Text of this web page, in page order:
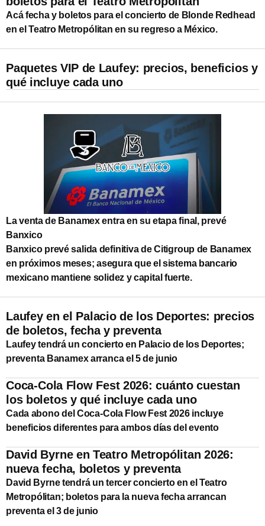
Acá fecha y boletos para el concierto de Blonde Redhead
en el Teatro Metropólitan en su regreso a México.
Paquetes VIP de Laufey: precios, beneficios y
qué incluye cada uno
La venta de Banamex entra en su etapa final, prevé
Banxico
Banxico prevé salida definitiva de Citigroup de Banamex
en próximos meses; asegura que el sistema bancario
mexicano mantiene solidez y capital fuerte.
Laufey en el Palacio de los Deportes: precios
de boletos, fecha y preventa
Laufey tendrá un concierto en Palacio de los Deportes;
preventa Banamex arranca el 5 de junio
Coca-Cola Flow Fest 2026: cuánto cuestan
los boletos y qué incluye cada uno
Cada abono del Coca-Cola Flow Fest 2026 incluye
beneficios diferentes para ambos días del evento
David Byrne en Teatro Metropólitan 2026:
nueva fecha, boletos y preventa
David Byrne tendrá un tercer concierto en el Teatro
Metropólitan; boletos para la nueva fecha arrancan
preventa el 3 de junio